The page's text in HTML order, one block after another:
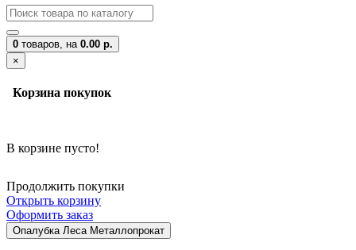
0 товаров, на 0.00 р.
×
Корзина покупок
В корзине пусто!
Продолжить покупки
Открыть корзину
Оформить заказ
Опалубка Леса Металлопрокат